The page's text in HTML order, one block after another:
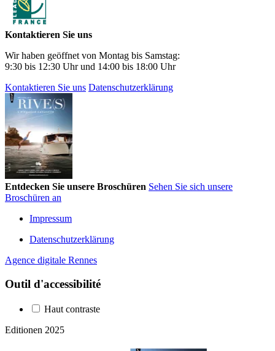
Kontaktieren Sie uns
Wir haben geöffnet von Montag bis Samstag:
9:30 bis 12:30 Uhr und 14:00 bis 18:00 Uhr
Kontaktieren Sie uns Datenschutzerklärung
Entdecken Sie unsere Broschüren Sehen Sie sich unsere
Broschüren an
Impressum
Datenschutzerklärung
Agence digitale Rennes
Outil d'accessibilité
Haut contraste
Editionen 2025